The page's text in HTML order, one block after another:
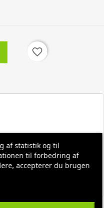
favorite_border
af statistik og til
til forbedring af
accepterer du brugen